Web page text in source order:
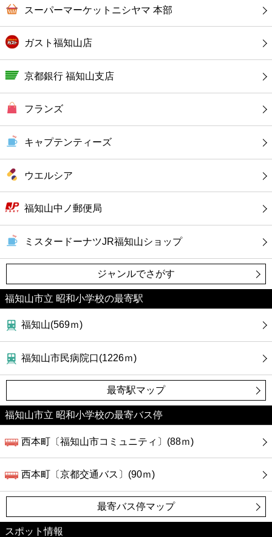
病院
ホテル
スーパーマーケットニシヤマ 本部
ガスト福知山店
京都銀行 福知山支店
フランズ
キャプテンティーズ
ウエルシア
福知山中ノ郵便局
ミスタードーナツJR福知山ショップ
ジャンルでさがす
福知山市立 昭和小学校の最寄駅
福知山(569ｍ)
福知山市民病院口(1226ｍ)
最寄駅マップ
福知山市立 昭和小学校の最寄バス停
西本町〔福知山市コミュニティ〕(88ｍ)
西本町〔京都交通バス〕(90ｍ)
最寄バス停マップ
スポット情報